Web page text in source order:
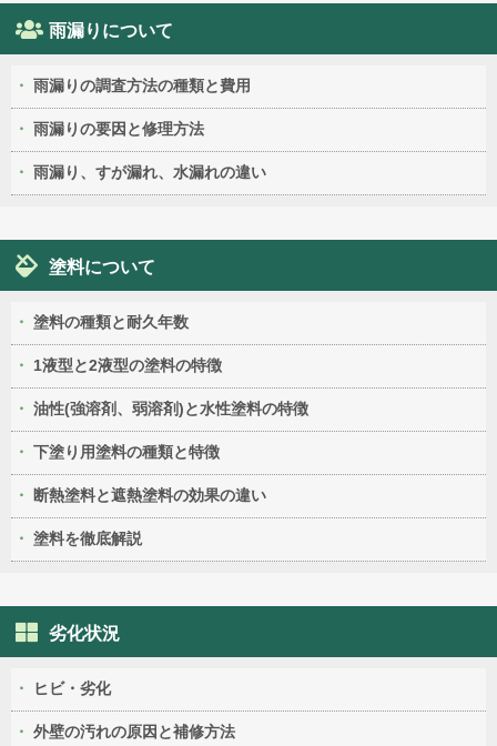
雨漏りについて
雨漏りの調査方法の種類と費用
雨漏りの要因と修理方法
雨漏り、すが漏れ、水漏れの違い
塗料について
塗料の種類と耐久年数
1液型と2液型の塗料の特徴
油性(強溶剤、弱溶剤)と水性塗料の特徴
下塗り用塗料の種類と特徴
断熱塗料と遮熱塗料の効果の違い
塗料を徹底解説
劣化状況
ヒビ・劣化
外壁の汚れの原因と補修方法